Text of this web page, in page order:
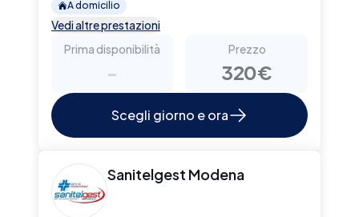
A domicilio
Vedi altre prestazioni
Prima disponibilità
-
Prezzo
320€
Scegli giorno e ora
Sanitelgest Modena